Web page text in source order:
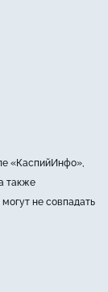
«КаспийИнфо»,
также
не совпадать